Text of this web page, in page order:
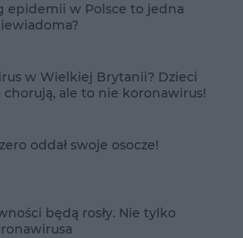
epidemii w Polsce to jedna
w Wielkiej Brytanii? Dzieci
chorują, ale to nie koronawirus!
oddał swoje osocze!
będą rosły. Nie tylko